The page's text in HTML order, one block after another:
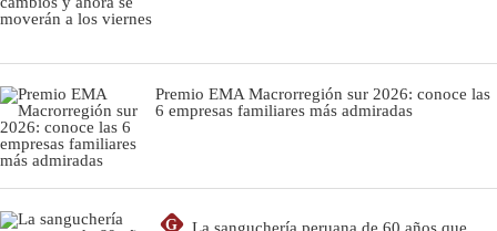
Premio EMA Macrorregión sur 2026: conoce las
6 empresas familiares más admiradas
G